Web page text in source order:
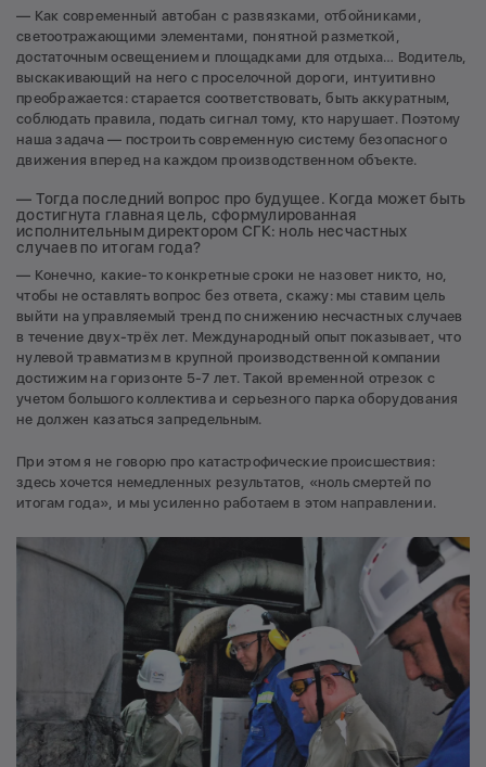
— Как современный автобан с развязками, отбойниками,
светоотражающими элементами, понятной разметкой,
достаточным освещением и площадками для отдыха… Водитель,
выскакивающий на него с проселочной дороги, интуитивно
преображается: старается соответствовать, быть аккуратным,
соблюдать правила, подать сигнал тому, кто нарушает. Поэтому
наша задача — построить современную систему безопасного
движения вперед на каждом производственном объекте.
— Тогда последний вопрос про будущее. Когда может быть
достигнута главная цель, сформулированная
исполнительным директором СГК: ноль несчастных
случаев по итогам года?
— Конечно, какие-то конкретные сроки не назовет никто, но,
чтобы не оставлять вопрос без ответа, скажу: мы ставим цель
выйти на управляемый тренд по снижению несчастных случаев
в течение двух-трёх лет. Международный опыт показывает, что
нулевой травматизм в крупной производственной компании
достижим на горизонте 5-7 лет. Такой временной отрезок с
учетом большого коллектива и серьезного парка оборудования
не должен казаться запредельным.
При этом я не говорю про катастрофические происшествия:
здесь хочется немедленных результатов, «ноль смертей по
итогам года», и мы усиленно работаем в этом направлении.